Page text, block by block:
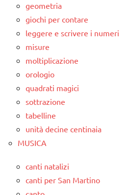
geometria
giochi per contare
leggere e scrivere i numeri
misure
moltiplicazione
orologio
quadrati magici
sottrazione
tabelline
unità decine centinaia
MUSICA
canti natalizi
canti per San Martino